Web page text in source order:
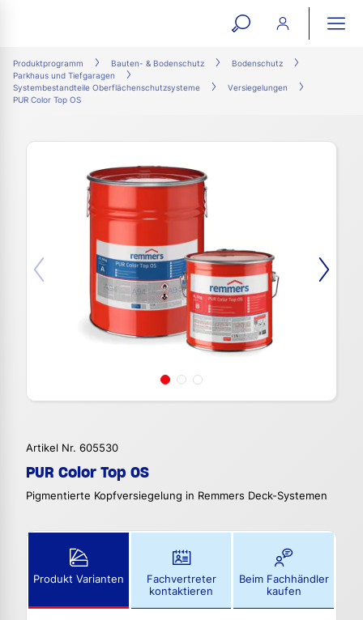
open
search
form
Produktprogramm Bauten- & Bodenschutz
Bodenschutz
Parkhaus und Tiefgaragen
Systembestandteile Oberflächenschutzsysteme
Versiegelungen
PUR Color Top OS
Artikel Nr. 605530
PUR Color Top OS
Pigmentierte Kopfversiegelung in Remmers Deck-Systemen
Produkt Varianten
Fachvertreter
kontaktieren
Beim Fachhändler
kaufen